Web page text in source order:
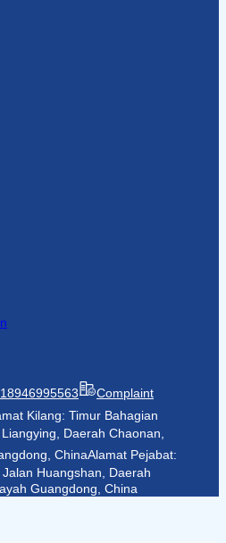
Complaint
Kilang: Timur Bahagian
Daerah Chaonan,
ChinaAlamat Pejabat:
Huangshan, Daerah
Guangdong, China